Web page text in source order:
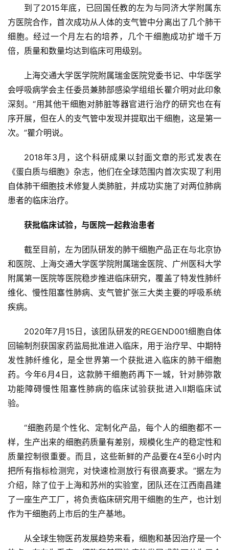
再
学
临
化
关
于
我
登录
到了2015年底，已回国任教的左为与同济大学附属东
方医院合作，首次成功从人体的支气管中分离出了几个肺干
细胞。经过一个月左右的培养，几个干细胞成功扩增千万
倍，质量和数量均达到临床可用级别。
上海交通大学医学院附属瑞金医院党委书记、中华医学
会呼吸病学会主任委员兼肺部感染学组组长瞿介明对此印象
深刻。“用其他干细胞对肺脏等器官进行治疗的研究也在有
序开展，但在人的支气管中发现并提取出干细胞，这是第一
次。”瞿介明说。
2018年3月，这个科研成果以封面文章的形式发表在
《蛋白质与细胞》杂志，他们在全球范围内首次实现了利用
自体肺干细胞技术修复人类肺脏，并成功实施了对两位肺病
患者的临床治疗。
获批临床试验，与医院一起救治患者
截至目前，左为团队研发的肺干细胞产品正在与北京协
和医院、上海交通大学医学院附属瑞金医院、广州医科大学
附属第一医院等医院稳步推进临床研究，覆盖了特发性肺纤
维化、慢性阻塞性肺病、支气管扩张三大类主要的呼吸系统
疾病。
2020年7月15日，该团队研发的REGEND001细胞自体
回输制剂获国家药监局批准进入临床，用于治疗早、中期特
发性肺纤维化，是全世界第一个获批进入临床的肺干细胞
药。今年6月4日，这款肺干细胞药再下一城，针对肺弥散
功能障碍慢性阻塞性肺病的临床试验获批进入II期临床试
验。
“细胞药是个性化、定制化产品，每个人的细胞都不一
样，生产出来的细胞药质量有差别，规模化生产的稳定性和
质量控制很重要。而且，这些新鲜的产品要在4至6小时内
把所有指标检测完，对快速检测放行有很高要求。”据左为
介绍，除了位于上海和苏州的实验室，团队还在江西南昌建
了一座生产工厂，将负责临床研究用干细胞的生产，也计划
作为干细胞药上市后的生产基地。
从全球生物医药发展趋势来看，细胞和基因治疗是一个